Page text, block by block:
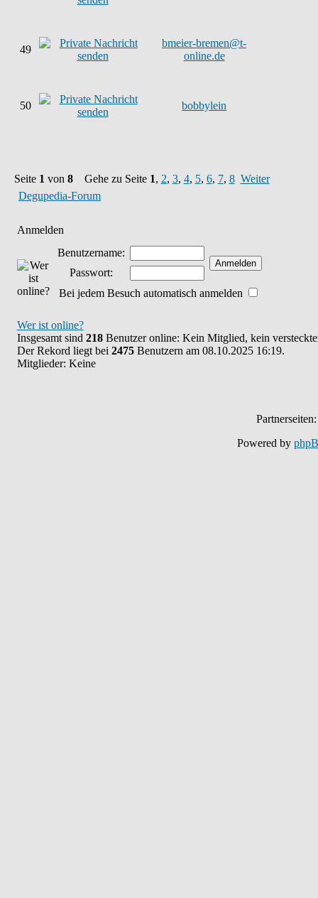
49
bmeier-bremen@t-
online.de
50 bobbylein
Seite 1 von 8Gehe zu Seite 1, 2, 3, 4, 5, 6, 7, 8 Weiter
Degupedia-Forum
Anmelden
Benutzername:
Passwort:
Bei jedem Besuch automatisch anmelden
Wer ist online?
Insgesamt sind 218Benutzer online: Kein Mitglied, kein
Der Rekord liegt bei 2475Benutzern am 08.10.2025 16:19.
Mitglieder: Keine
Powered by